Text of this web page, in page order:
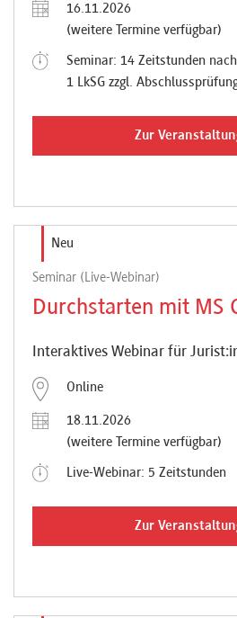
16.11.2026
(weitere Termine verfügbar)
Seminar: 14 Zeitstunden nach
1 LkSG zzgl.
Zur
Neu
Seminar (Live-Webinar)
Durchstarten mit MS
Interaktives Webinar für
Online
18.11.2026
(weitere Termine verfügbar)
Live-Webinar: 5 Zeitstunden
Zur